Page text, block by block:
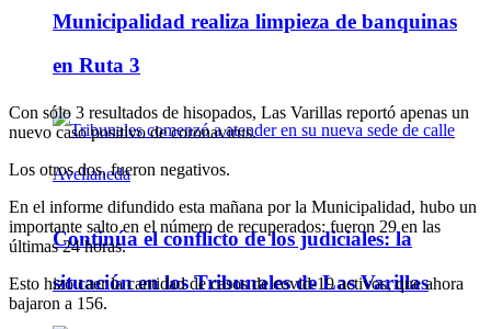
Municipalidad realiza limpieza de banquinas
en Ruta 3
Continúa el conflicto de los judiciales: la
situación en los Tribunales de Las Varillas
Con sólo 3 resultados de hisopados, Las Varillas reportó apenas un
nuevo caso positivo de coronavirus.
Los otros dos, fueron negativos.
En el informe difundido esta mañana por la Municipalidad, hubo un
importante salto en el número de recuperados: fueron 29 en las
últimas 24 horas.
Esto hizo caer la cantidad de casos de covid-19 activos, que ahora
bajaron a 156.